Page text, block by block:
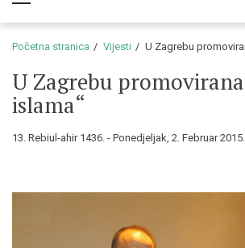
zajednice
Početna stranica Vijesti U Zagrebu
U Zagrebu promovirana
islama“
13. Rebiul-ahir 1436. - Ponedjeljak, 2. Februar 2015.